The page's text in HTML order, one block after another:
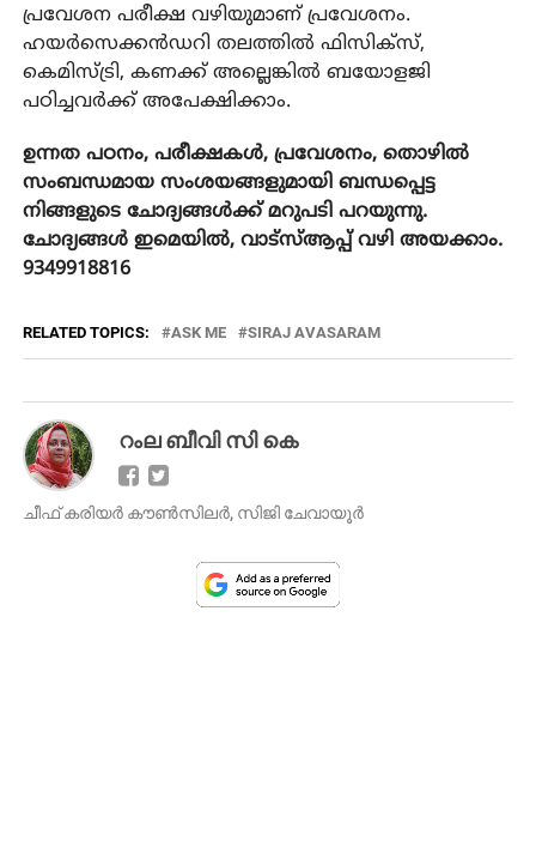
പ്രവേശന പരീക്ഷ വഴിയുമാണ് പ്രവേശനം.
ഹയർസെക്കൻഡറി തലത്തിൽ ഫിസിക്‌സ്,
കെമിസ്ട്രി, കണക്ക് അല്ലെങ്കിൽ ബയോളജി
പഠിച്ചവർക്ക് അപേക്ഷിക്കാം.
ഉന്നത പഠനം, പരീക്ഷകൾ, പ്രവേശനം, തൊഴിൽ
സംബന്ധമായ സംശയങ്ങളുമായി ബന്ധപ്പെട്ട
നിങ്ങളുടെ ചോദ്യങ്ങൾക്ക്‌ മറുപടി പറയുന്നു.
ചോദ്യങ്ങൾ ഇമെയിൽ, വാട്സ്ആപ്പ് വഴി അയക്കാം.
9349918816
RELATED TOPICS: ASK ME SIRAJ AVASARAM
റംല ബീവി സി കെ
ചീഫ് കരിയർ കൗൺസിലർ, സിജി ചേവായൂർ